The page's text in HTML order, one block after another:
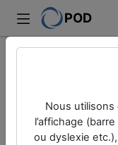
POD
17 vidéos
Audio Vidéo
Nous
l’affichage
ou dyslexie